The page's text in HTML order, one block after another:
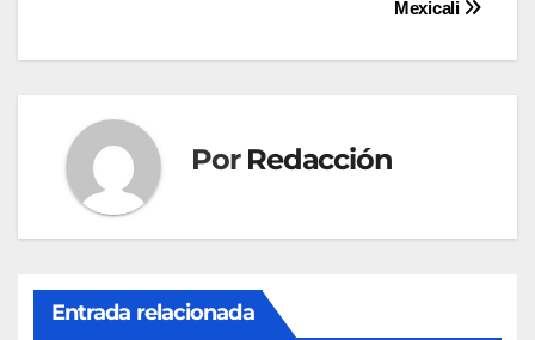
Mexicali
Por Redacción
Entrada relacionada